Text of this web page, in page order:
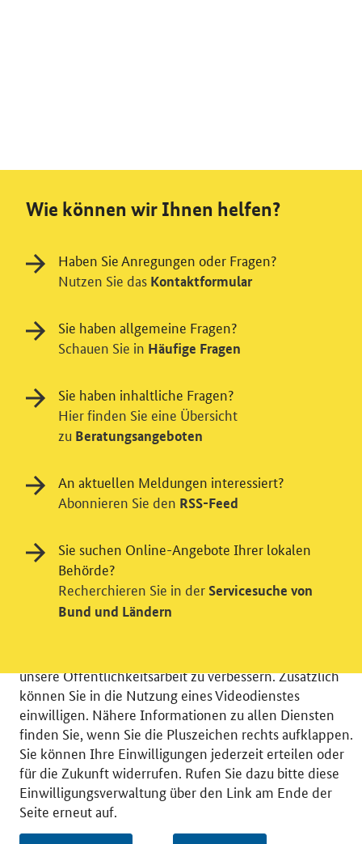
© 2026 Bundesministerium für Wirtschaft und Energie
RSS
Benutzerhinweise
Inhaltsverzeichnis
Impressum
Barrierefreiheit
Datenschutz
Einwilligungsverwaltung
Einwilligung in Tracking und / oder
Videodienst
Wir bitten Sie an dieser Stelle um Ihre Einwilligung für
verschiedene Zusatzdienste unserer Webseite: Wir
unsere Öffentlichkeitsarbeit zu verbessern. Zusätzlich
können Sie in die Nutzung eines Videodienstes
einwilligen. Nähere Informationen zu allen Diensten
finden Sie, wenn Sie die Pluszeichen rechts aufklappen.
Sie können Ihre Einwilligungen jederzeit erteilen oder
für die Zukunft widerrufen. Rufen Sie dazu bitte diese
Einwilligungsverwaltung über den Link am Ende der
Seite erneut auf.
Wie können wir Ihnen helfen?
Haben Sie Anregungen oder Fragen?
Nutzen Sie das Kontaktformular
Sie haben allgemeine Fragen?
Schauen Sie in Häufige Fragen
Sie haben inhaltliche Fragen?
Hier finden Sie eine Übersicht
zu Beratungsangeboten
An aktuellen Meldungen interessiert?
Abonnieren Sie den RSS-Feed
Sie suchen Online-Angebote Ihrer lokalen
Behörde?
Recherchieren Sie in der Servicesuche von
Bund und Ländern